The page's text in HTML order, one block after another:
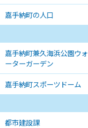
嘉手納町の人口
嘉手納町兼久海浜公園ウォ
ーターガーデン
嘉手納町スポーツドーム
都市建設課